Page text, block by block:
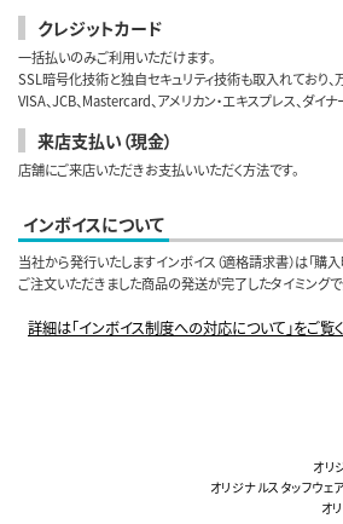
クレジットカード
一括払いのみご利用いただけます。
SSL暗号化技術と独自セキュリティ技術も取入れており、
VISA、JCB、Mastercard、アメリカン・エキスプレス、ダイ
来店支払い（現金）
店舗にご来店いただきお支払いいただく方法です。
インボイスについて
当社から発行いたしますインボイス（適格請求書）は「購入
ご注文いただきました商品の発送が完了したタイミングで
詳細は「インボイス制度への対応について」をご覧
オリ
オリジナルスタッフウェ
オ